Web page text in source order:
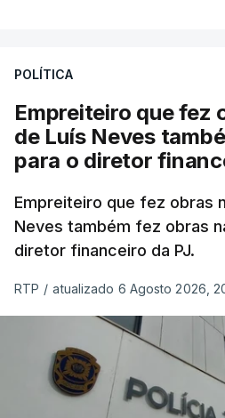
POLÍTICA
Empreiteiro que fez
de Luís Neves
para o diretor
Empreiteiro que fez obras
Neves também fez obras
diretor financeiro da PJ.
RTP / atualizado 6 Agosto 2026,